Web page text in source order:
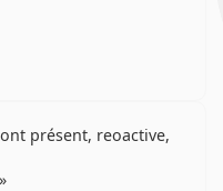
présent, reoactive,